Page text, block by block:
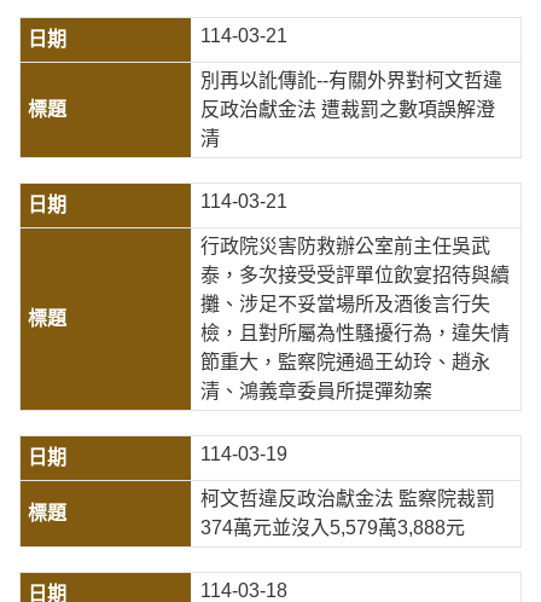
114-03-21
別再以訛傳訛--有關外界對柯文哲違
反政治獻金法 遭裁罰之數項誤解澄
清
114-03-21
行政院災害防救辦公室前主任吳武
泰，多次接受受評單位飲宴招待與續
攤、涉足不妥當場所及酒後言行失
檢，且對所屬為性騷擾行為，違失情
節重大，監察院通過王幼玲、趙永
清、鴻義章委員所提彈劾案
114-03-19
柯文哲違反政治獻金法 監察院裁罰
374萬元並沒入5,579萬3,888元
114-03-18